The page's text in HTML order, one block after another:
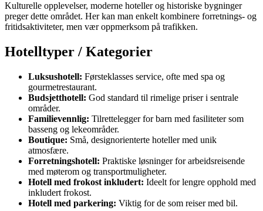
Kulturelle opplevelser, moderne hoteller og historiske bygninger
preger dette området. Her kan man enkelt kombinere forretnings- og
fritidsaktiviteter, men vær oppmerksom på trafikken.
Hotelltyper / Kategorier
Luksushotell: Førsteklasses service, ofte med spa og
gourmetrestaurant.
Budsjetthotell: God standard til rimelige priser i sentrale
områder.
Familievennlig: Tilrettelegger for barn med fasiliteter som
basseng og lekeområder.
Boutique: Små, designorienterte hoteller med unik
atmosfære.
Forretningshotell: Praktiske løsninger for arbeidsreisende
med møterom og transportmuligheter.
Hotell med frokost inkludert: Ideelt for lengre opphold med
inkludert frokost.
Hotell med parkering: Viktig for de som reiser med bil.